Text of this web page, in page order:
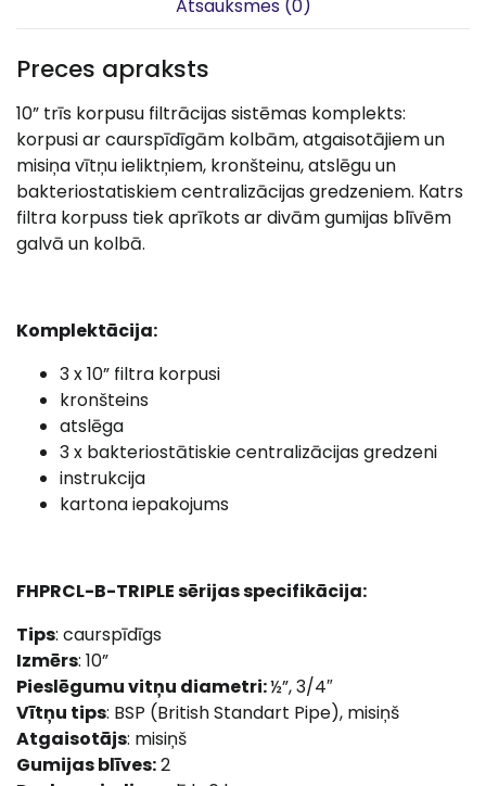
Atsauksmes (0)
Preces apraksts
10” trīs korpusu filtrācijas sistēmas komplekts:
korpusi ar caurspīdīgām kolbām, atgaisotājiem un
misiņa vītņu ieliktņiem, kronšteinu, atslēgu un
bakteriostatiskiem centralizācijas gredzeniem. Кatrs
filtra korpuss tiek aprīkots ar divām gumijas blīvēm
galvā un kolbā.
Komplektācija:
3 x 10” filtra korpusi
kronšteins
atslēga
3 x bakteriostātiskie centralizācijas gredzeni
instrukcija
kartona iepakojums
FHPRCL-B-TRIPLE sērijas specifikācija:
Tips: caurspīdīgs
Izmērs: 10”
Pieslēgumu vitņu diametri:½”, 3/4″
Vītņu tips: BSP (British Standart Pipe), misiņš
Atgaisotājs: misiņš
Gumijas blīves:2